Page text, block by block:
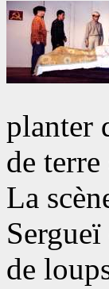
planter
de
La
de